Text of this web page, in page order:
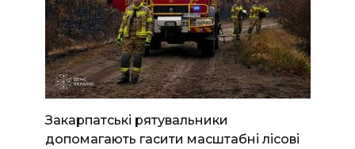
Закарпатські рятувальники
допомагають гасити масштабні лісові